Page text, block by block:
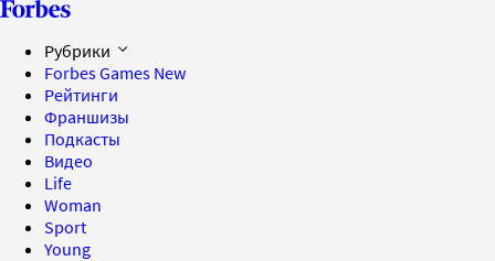
Рубрики
Forbes Games New
Рейтинги
Франшизы
Подкасты
Видео
Life
Woman
Sport
Young